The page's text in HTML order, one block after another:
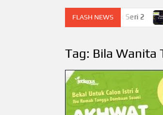
FLASH NEWS
Arab Untuk Anak-Anak Seri 2 Kitab
Tag: Bila Wanita